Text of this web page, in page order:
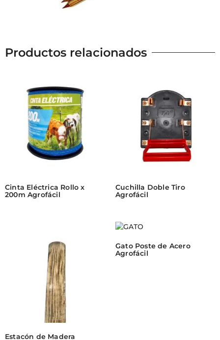
Productos relacionados
Cinta Eléctrica Rollo x
200m Agrofácil
Cuchilla Doble Tiro
Agrofácil
Estacón de Madera
Gato Poste de Acero
Agrofácil